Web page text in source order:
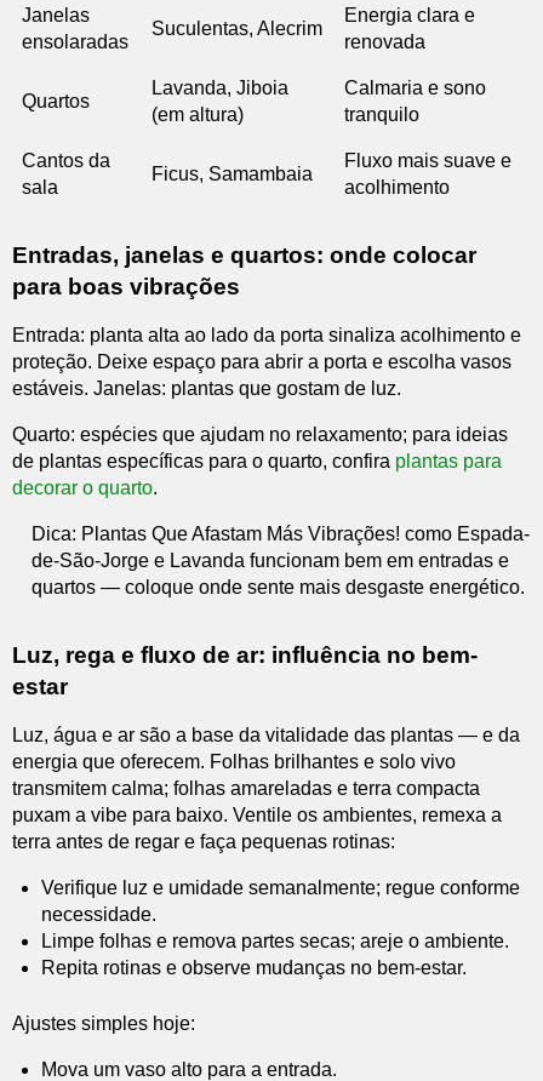
Janelas
ensolaradas
Suculentas, Alecrim
Energia clara e
renovada
Quartos
Lavanda, Jiboia
(em altura)
Calmaria e sono
tranquilo
Cantos da
sala
Ficus, Samambaia
Fluxo mais suave e
acolhimento
Entradas, janelas e quartos: onde colocar
para boas vibrações
Entrada: planta alta ao lado da porta sinaliza acolhimento e
proteção. Deixe espaço para abrir a porta e escolha vasos
estáveis. Janelas: plantas que gostam de luz.
Quarto: espécies que ajudam no relaxamento; para ideias
de plantas específicas para o quarto, confira plantas para
decorar o quarto.
Dica: Plantas Que Afastam Más Vibrações! como Espada-
de-São-Jorge e Lavanda funcionam bem em entradas e
quartos — coloque onde sente mais desgaste energético.
Luz, rega e fluxo de ar: influência no bem-
estar
Luz, água e ar são a base da vitalidade das plantas — e da
energia que oferecem. Folhas brilhantes e solo vivo
transmitem calma; folhas amareladas e terra compacta
puxam a vibe para baixo. Ventile os ambientes, remexa a
terra antes de regar e faça pequenas rotinas:
Verifique luz e umidade semanalmente; regue conforme
necessidade.
Limpe folhas e remova partes secas; areje o ambiente.
Repita rotinas e observe mudanças no bem-estar.
Ajustes simples hoje:
Mova um vaso alto para a entrada.